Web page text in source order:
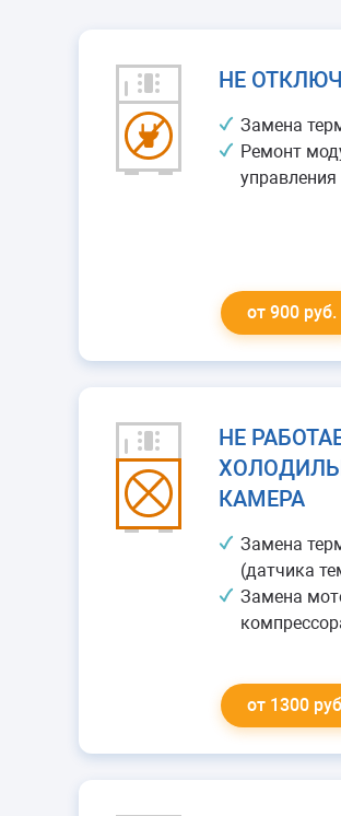
НЕ
Замена
Ремонт
управления
от 900 руб.
НЕ
КАМЕРА
Замена
(датчика
Замена
от 1300